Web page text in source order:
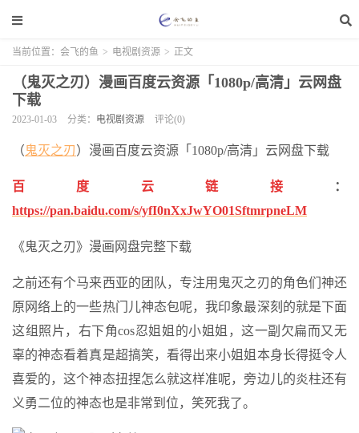
当前位置： 会飞的鱼 > 电视剧资源 > 正文
（鬼灭之刃）漫画百度云资源「1080p/高清」云网盘
下载
2023-01-03 分类： 电视剧资源 评论(0)
（鬼灭之刃）漫画百度云资源「1080p/高清」云网盘下载
百度云链接
：
https://pan.baidu.com/s/yfI0nXxJwYO01SftmrpneLM
《鬼灭之刃》漫画网盘完整下载
之前还有个马来西亚的团队，专注用鬼灭之刃的角色们神还
原网络上的一些热门儿神态包呢，我印象最深刻的就是下面
这组照片，右下角cos忍姐姐的小姐姐，这一副欠扁而又无
辜的神态看着真是超搞笑，看得出来小姐姐本身长得挺令人
喜爱的，这个神态扭捏怎么就这样准呢，旁边儿的炎柱还有
义勇二位的神态也是非常到位，笑死我了。